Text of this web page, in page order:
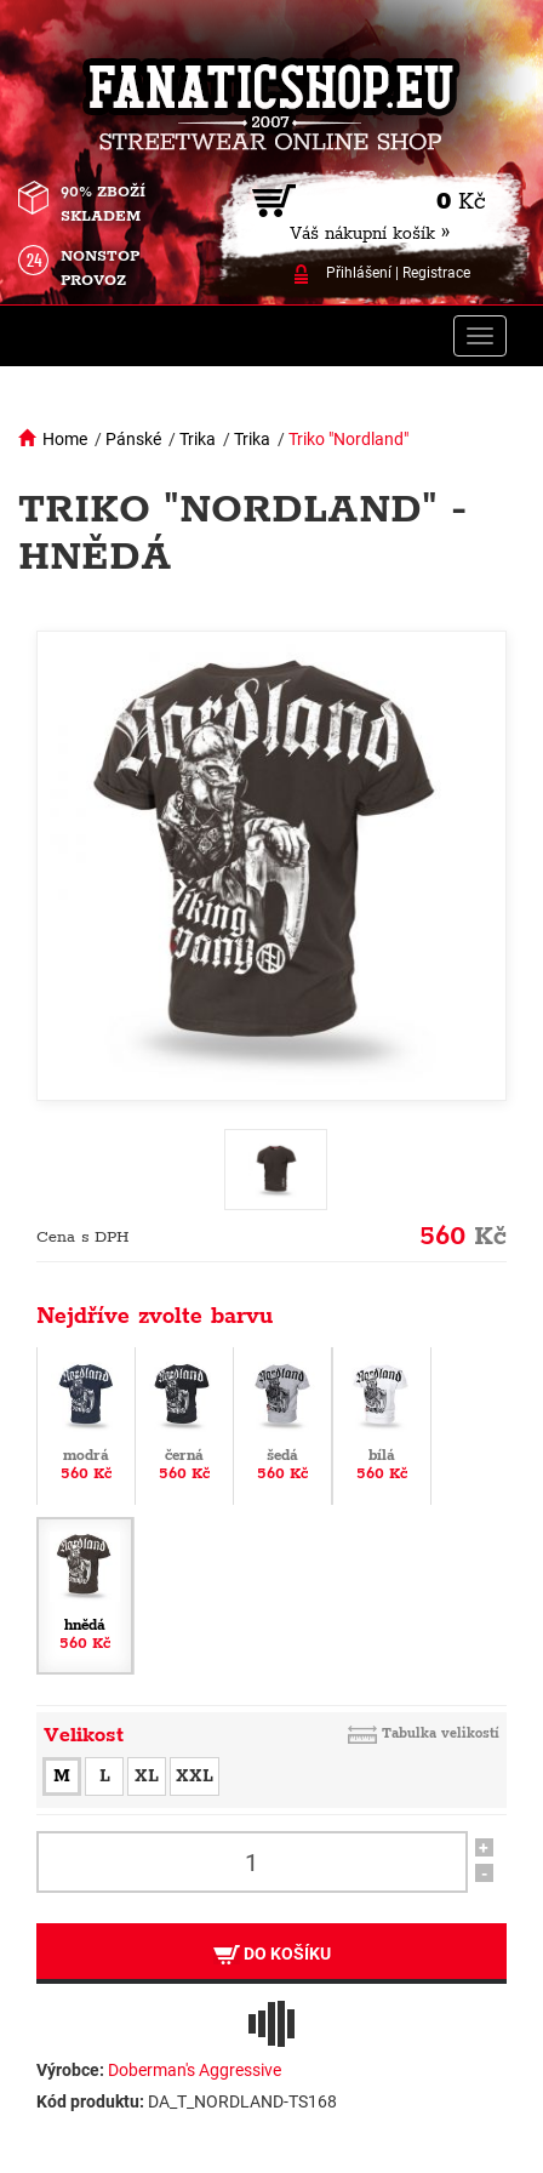
0 Kč
Váš nákupní košík »
Přihlášení| Registrace
90% ZBOŽÍ
SKLADEM
NONSTOP
PROVOZ
Toggle
Home / Pánské /Trika /Trika /Triko "Nordland"
TRIKO "NORDLAND" -
HNĚDÁ
Cena s DPH 560 Kč
Nejdříve zvolte barvu
modrá
560 Kč
černá
560 Kč
šedá
560 Kč
bílá
560 Kč
hnědá
560 Kč
Velikost Tabulka velikostí
M L XL XXL
+
-
DO KOŠÍKU
Výrobce: Doberman's Aggressive
Kód produktu: DA_T_NORDLAND-TS168